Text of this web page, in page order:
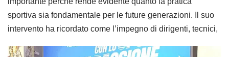
sportiva sia fondamentale per le future generazioni. Il suo
intervento ha ricordato come l’impegno di dirigenti, tecnici,